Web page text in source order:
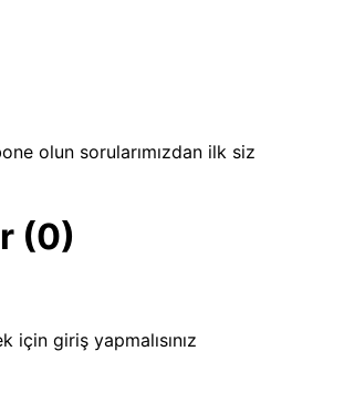
olun sorularımızdan ilk siz
(0)
için giriş yapmalısınız